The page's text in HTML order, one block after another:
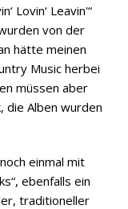
Lovin‘ Leavin'“
von der
hätte meinen
Music herbei
müssen aber
die Alben wurden
einmal mit
ebenfalls ein
traditioneller